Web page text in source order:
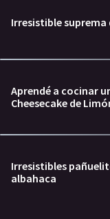
Irresistible suprema
Aprendé a cocinar
Cheesecake de
Irresistibles
albahaca